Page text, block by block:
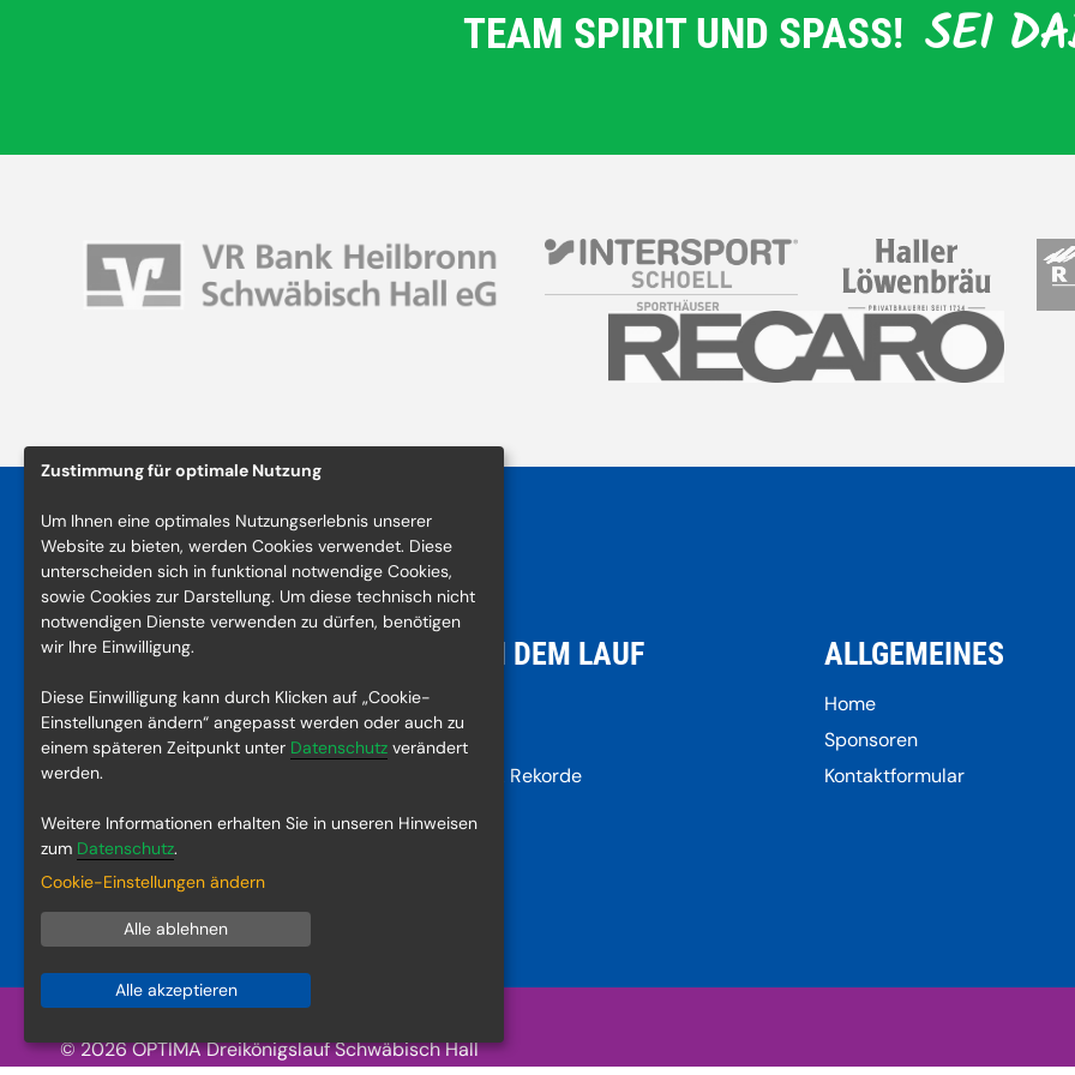
TEAM SPIRIT UND SPASS! SEI
KONTAKT
Turn- und Sportgemeinde
Schwäbisch Hall e. V.
Neue Reifensteige 41
74523 Schwäbisch Hall
info@3koenigslauf.de
NACH DEM LAUF
Videos
Sieger & Rekorde
ALLGEMEINES
Home
Sponsoren
Kontaktformular
© 2026 OPTIMA Dreikönigslauf Schwäbisch Hall
Zustimmung für optimale Nutzung
Um Ihnen eine optimales Nutzungserlebnis unserer
Website zu bieten, werden Cookies verwendet. Diese
unterscheiden sich in funktional notwendige Cookies,
sowie Cookies zur Darstellung. Um diese technisch nicht
notwendigen Dienste verwenden zu dürfen, benötigen
wir Ihre Einwilligung.
Diese Einwilligung kann durch Klicken auf „Cookie-
Einstellungen ändern“ angepasst werden oder auch zu
einem späteren Zeitpunkt unter Datenschutz verändert
werden.
Weitere Informationen erhalten Sie in unseren Hinweisen
zum Datenschutz.
Cookie-Einstellungen ändern
Alle ablehnen
Alle akzeptieren